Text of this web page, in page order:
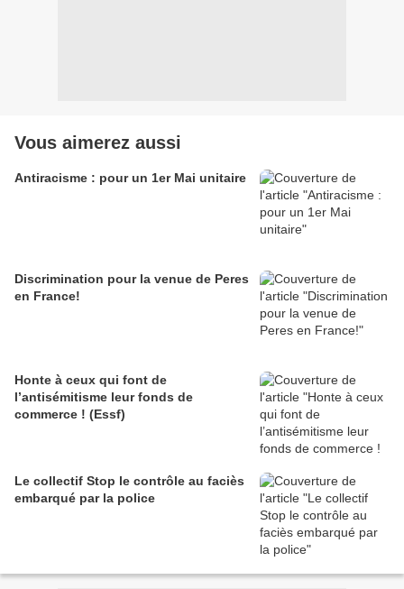
Vous aimerez aussi
Antiracisme : pour un 1er Mai unitaire
Discrimination pour la venue de Peres
en France!
Honte à ceux qui font de
l’antisémitisme leur fonds de
commerce ! (Essf)
Le collectif Stop le contrôle au faciès
embarqué par la police